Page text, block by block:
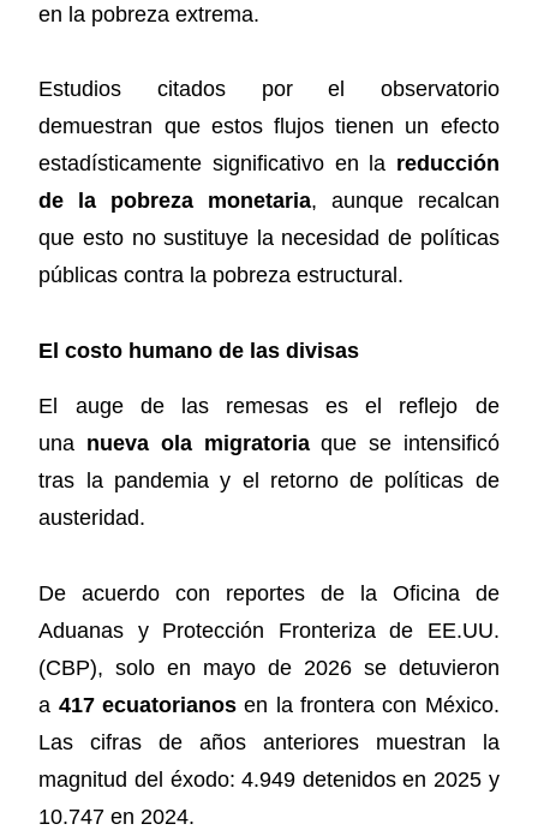
en la pobreza extrema.
Estudios citados por el observatorio
demuestran que estos flujos tienen un efecto
estadísticamente significativo en la reducción
de la pobreza monetaria, aunque recalcan
que esto no sustituye la necesidad de políticas
públicas contra la pobreza estructural.
El costo humano de las divisas
El auge de las remesas es el reflejo de
una nueva ola migratoriaque se intensificó
tras la pandemia y el retorno de políticas de
austeridad.
De acuerdo con reportes de la Oficina de
Aduanas y Protección Fronteriza de EE.UU.
(CBP), solo en mayo de 2026 se detuvieron
a 417 ecuatorianos en la frontera con México.
Las cifras de años anteriores muestran la
magnitud del éxodo: 4.949 detenidos en 2025 y
10.747 en 2024.